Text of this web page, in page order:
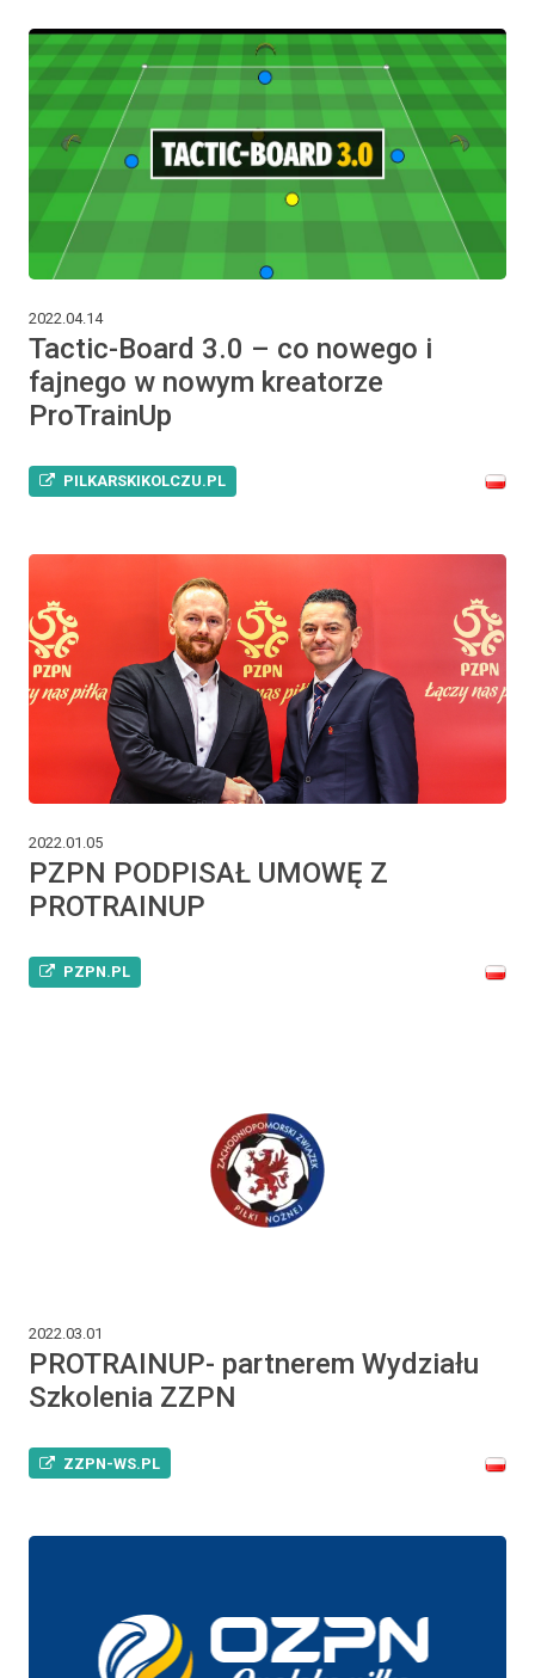
2022.04.14
Tactic-Board 3.0 – co nowego i
fajnego w nowym kreatorze
ProTrainUp
PILKARSKIKOLCZU.PL
2022.01.05
PZPN PODPISAŁ UMOWĘ Z
PROTRAINUP
PZPN.PL
2022.03.01
PROTRAINUP- partnerem Wydziału
Szkolenia ZZPN
ZZPN-WS.PL